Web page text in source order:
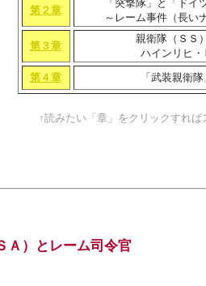
第２章
「突撃隊」と「ドイ
～レーム事件（長い
第３章
親衛隊（ＳＳ
ハインリヒ
第４章
「武装親衛
↑読みたい「章」をクリックすれ
Ａ）とレーム司令官